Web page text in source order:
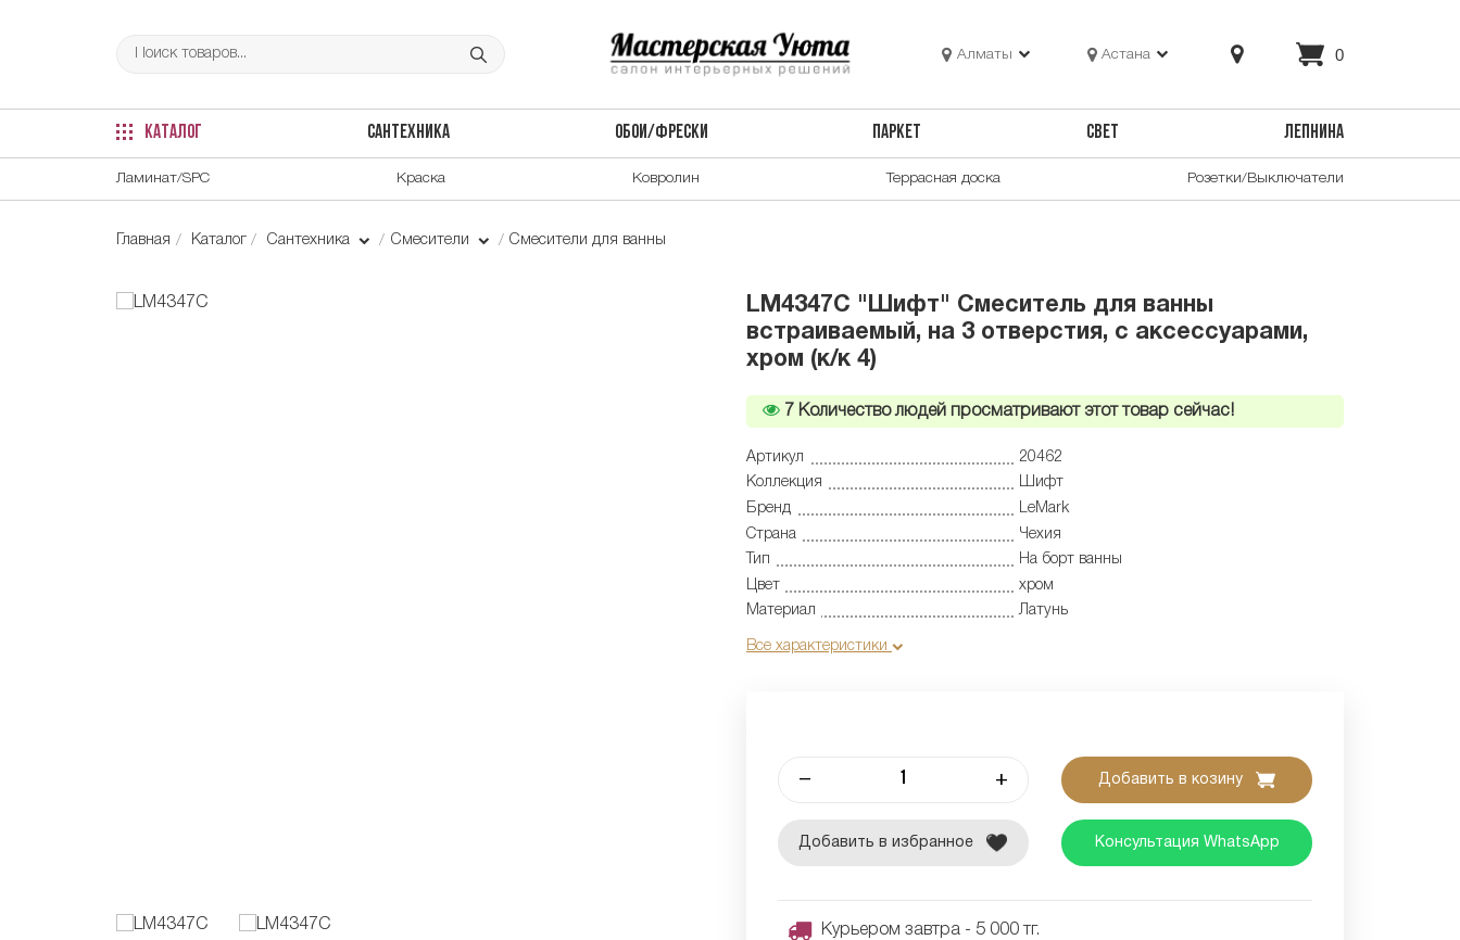
Алматы Астана 0
КАТАЛОГ САНТЕХНИКА ОБОИ/ФРЕСКИ ПАРКЕТ СВЕТ ЛЕПНИНА
Ламинат/SPC Краска Ковролин Террасная доска Розетки/Выключатели
Главная Каталог Сантехника Смесители Смесители для ванны
LM4347C "Шифт" Смеситель для ванны
встраиваемый, на 3 отверстия, с аксессуарами,
хром (к/к 4)
7 Количество людей просматривают этот товар сейчас!
Артикул
20462
Коллекция
Шифт
Бренд
LeMark
Страна
Чехия
Тип
На борт ванны
Цвет
хром
Материал
Латунь
Все характеристики
– + Добавить в козину
Добавить в избранное Консультация WhatsApp
Курьером завтра - 5 000 тг.